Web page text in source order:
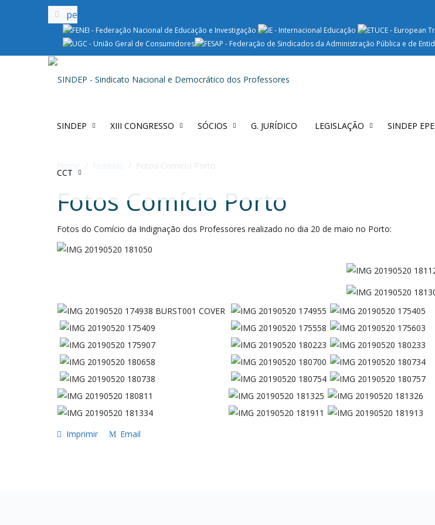
SINDEP XIII CONGRESSO SÓCIOS G. JURÍDICO LEGISLAÇÃO SINDEP EPE
CCT
Fotos Comício Porto
Fotos do Comício da Indignação dos Professores realizado no dia 20 de maio no Porto:
Imprimir Email